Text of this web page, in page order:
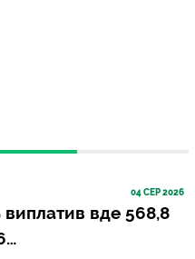
04 СЕР 2026
виплатив вде 568,8